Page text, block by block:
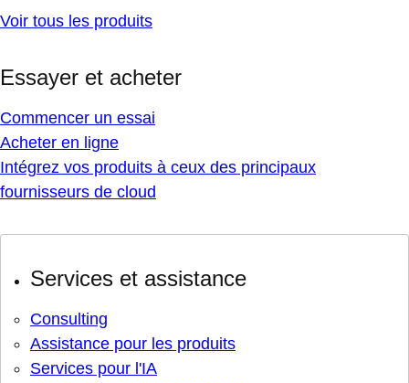
Voir tous les produits
Essayer et acheter
Commencer un essai
Acheter en ligne
Intégrez vos produits à ceux des principaux
fournisseurs de cloud
Services et assistance
Consulting
Assistance pour les produits
Services pour l'IA